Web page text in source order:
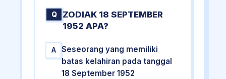
Q
ZODIAK 18 SEPTEMBER
1952 APA?
A
Seseorang yang memiliki
batas kelahiran pada tanggal
18 September 1952